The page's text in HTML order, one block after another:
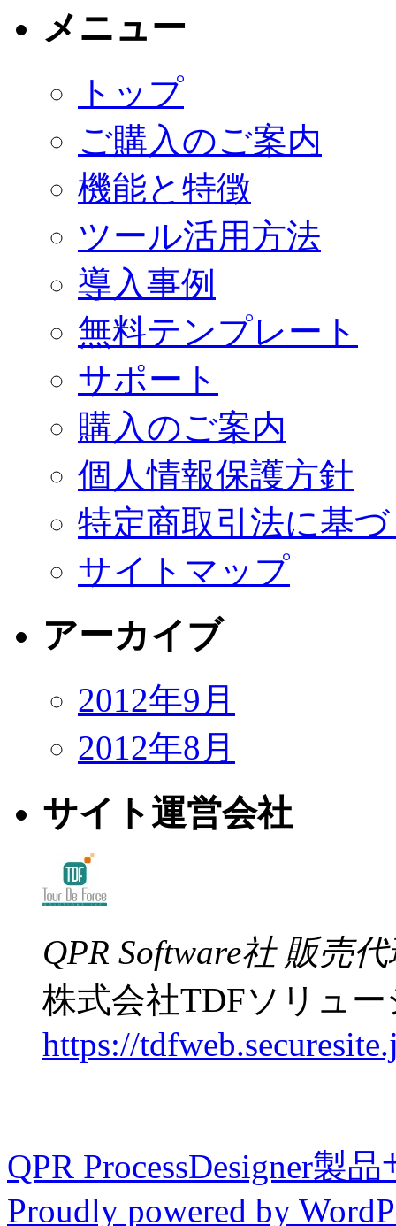
メニュー
トップ
ご購入のご案内
機能と特徴
ツール活用方法
導入事例
無料テンプレート
サポート
購入のご案内
個人情報保護方針
特定商取引法に基
サイトマップ
アーカイブ
2012年9月
2012年8月
サイト運営会社
QPR Software社 販売
株式会社TDFソリュ
https://
QPR ProcessDesigner製
Proudly powered by